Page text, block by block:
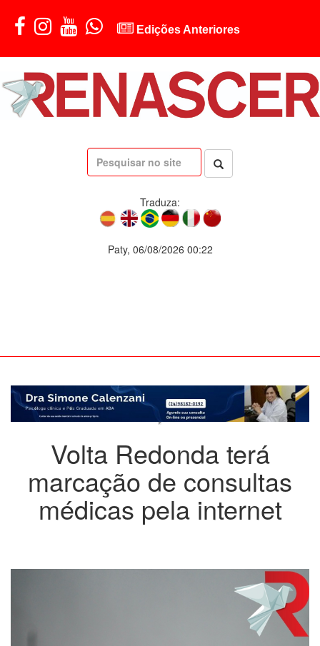
Edições Anteriores
Traduza:
Paty, 06/08/2026 00:22
Volta Redonda terá
marcação de consultas
médicas pela internet